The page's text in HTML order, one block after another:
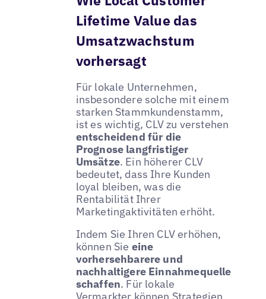
Lifetime Value das
Umsatzwachstum
vorhersagt
Für lokale Unternehmen,
insbesondere solche mit einem
starken Stammkundenstamm,
ist es wichtig, CLV zu verstehen
entscheidend für die
Prognose langfristiger
Umsätze. Ein höherer CLV
bedeutet, dass Ihre Kunden
loyal bleiben, was die
Rentabilität Ihrer
Marketingaktivitäten erhöht.
Indem Sie Ihren CLV erhöhen,
können Sie eine
vorhersehbarere und
nachhaltigere Einnahmequelle
schaffen. Für lokale